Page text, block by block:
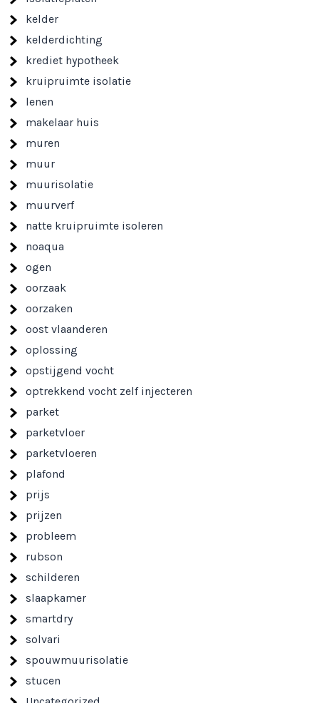
kelder
kelderdichting
krediet hypotheek
kruipruimte isolatie
lenen
makelaar huis
muren
muur
muurisolatie
muurverf
natte kruipruimte isoleren
noaqua
ogen
oorzaak
oorzaken
oost vlaanderen
oplossing
opstijgend vocht
optrekkend vocht zelf injecteren
parket
parketvloer
parketvloeren
plafond
prijs
prijzen
probleem
rubson
schilderen
slaapkamer
smartdry
solvari
spouwmuurisolatie
stucen